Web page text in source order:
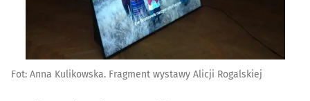
Fot: Anna Kulikowska. Fragment wystawy Alicji Rogalskiej